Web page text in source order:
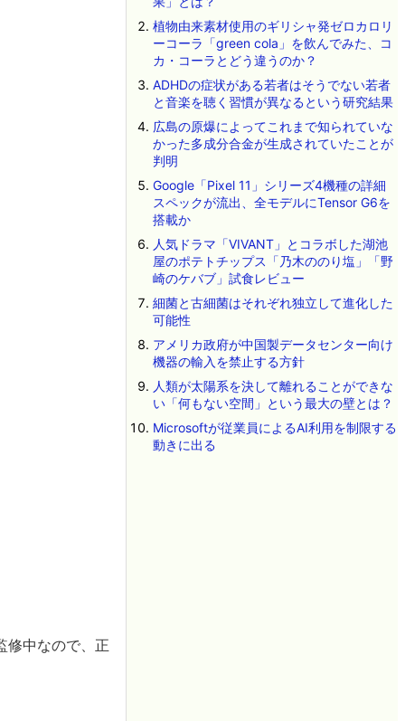
修中なので、正
植物由来素材使用のギリシャ発ゼロカロリ
ーコーラ「green cola」を飲んでみた、コ
カ・コーラとどう違うのか？
ADHDの症状がある若者はそうでない若者
と音楽を聴く習慣が異なるという研究結果
広島の原爆によってこれまで知られていな
かった多成分合金が生成されていたことが
判明
Google「Pixel 11」シリーズ4機種の詳細
スペックが流出、全モデルにTensor G6を
搭載か
人気ドラマ「VIVANT」とコラボした湖池
屋のポテトチップス「乃木ののり塩」「野
崎のケバブ」試食レビュー
細菌と古細菌はそれぞれ独立して進化した
可能性
アメリカ政府が中国製データセンター向け
機器の輸入を禁止する方針
人類が太陽系を決して離れることができな
い「何もない空間」という最大の壁とは？
Microsoftが従業員によるAI利用を制限する
動きに出る